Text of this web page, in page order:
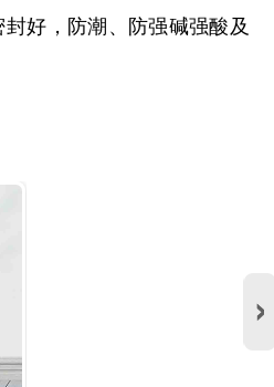
好，防潮、防强碱强酸及